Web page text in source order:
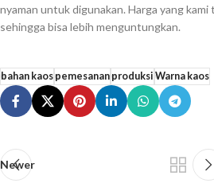
nyaman untuk digunakan. Harga yang
sehingga bisa lebih menguntungkan.
bahan kaospemesananproduksi Warna kaos
Newer